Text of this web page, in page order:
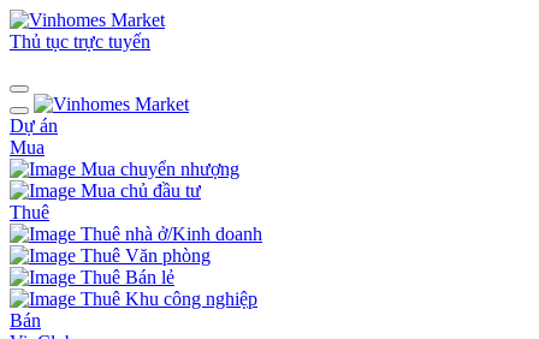
Thủ tục trực tuyến
Dự án
Mua
Mua chuyển nhượng
Mua chủ đầu tư
Thuê
Thuê nhà ở/Kinh doanh
Thuê Văn phòng
Thuê Bán lẻ
Thuê Khu công nghiệp
Bán